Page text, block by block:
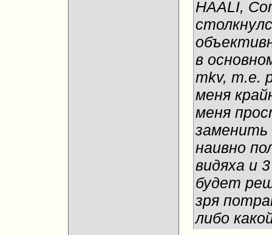
HAALI,
в
mkv, т.е.
меня
меня
заменить
наивно
видяха и
будет
зря
либо